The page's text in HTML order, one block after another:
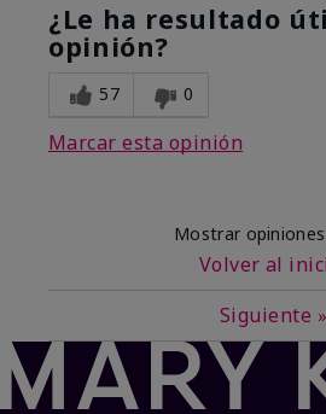
¿Le ha resultado
opinión?
57 0
Marcar esta opinión
Mostrar opiniones
Volver al
Siguiente »